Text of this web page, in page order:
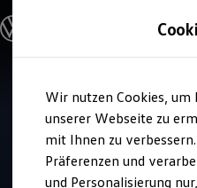
Hauptinhalt
springen
Footer
springen
Modelle & Konfigurator
Modelle
Vorgängermodelle
Oldtimer
Bulli Historie
Branchenlösungen &
Umbaulösungen
Verkauf und Service
Graf
4.5| 82
Wir nutzen Cookies,
unserer Webseite zu
mit Ihnen zu
Präferenzen und
und Personalisierung